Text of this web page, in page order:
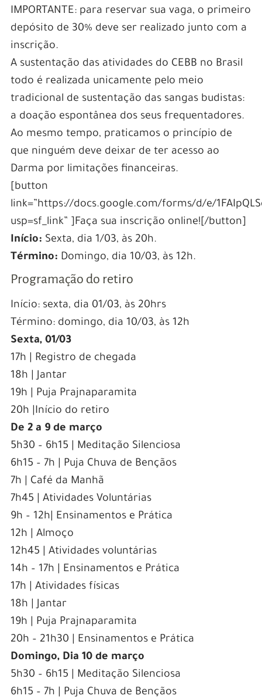
IMPORTANTE: para reservar sua vaga, o primeiro
depósito de 30% deve ser realizado junto com a
inscrição.
A sustentação das atividades do CEBB no Brasil
todo é realizada unicamente pelo meio
tradicional de sustentação das sangas budistas:
a doação espontânea dos seus frequentadores.
Ao mesmo tempo, praticamos o princípio de
que ninguém deve deixar de ter acesso ao
Darma por limitações financeiras.
[button
link=”https://docs.google.com/forms/d/e/
usp=sf_link” ]Faça sua inscrição online![/button]
Início: Sexta, dia 1/03, às 20h.
Término: Domingo, dia 10/03, às 12h.
Programação do retiro
Início: sexta, dia 01/03, às 20hrs
Término: domingo, dia 10/03, às 12h
Sexta, 01/03
17h | Registro de chegada
18h | Jantar
19h | Puja Prajnaparamita
20h |Início do retiro
De 2 a 9 de março
5h30 – 6h15 | Meditação Silenciosa
6h15 – 7h | Puja Chuva de Bençãos
7h | Café da Manhã
7h45 | Atividades Voluntárias
9h – 12h| Ensinamentos e Prática
12h | Almoço
12h45 | Atividades voluntárias
14h – 17h | Ensinamentos e Prática
17h | Atividades físicas
18h | Jantar
19h | Puja Prajnaparamita
20h – 21h30 | Ensinamentos e Prática
Domingo, Dia 10 de março
5h30 – 6h15 | Meditação Silenciosa
6h15 – 7h | Puja Chuva de Bençãos